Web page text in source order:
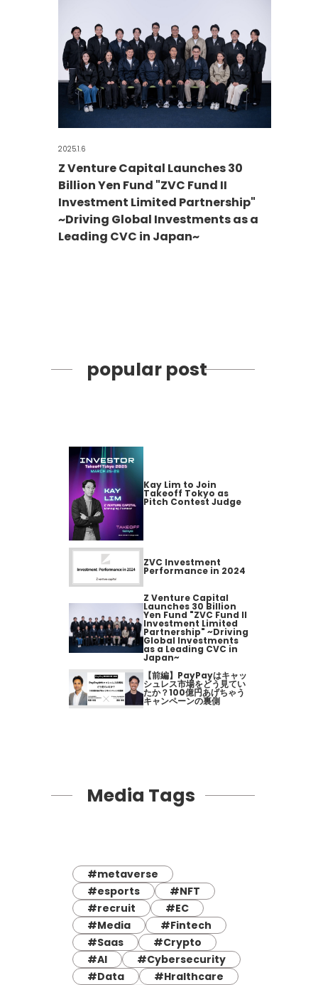
2025.1.6
Z Venture Capital Launches 30
Billion Yen Fund "ZVC Fund II
Investment Limited Partnership"
~Driving Global Investments as a
Leading CVC in Japan~
popular post
Kay Lim to Join
Takeoff Tokyo as
Pitch Contest Judge
ZVC Investment
Performance in 2024
Z Venture Capital
Launches 30 Billion
Yen Fund "ZVC Fund II
Investment Limited
Partnership" ~Driving
Global Investments
as a Leading CVC in
Japan~
【前編】PayPayはキャッ
シュレス市場をどう見てい
たか？100億円あげちゃう
キャンペーンの裏側
Media Tags
#metaverse
#esports
#NFT
#recruit
#EC
#Media
#Fintech
#Saas
#Crypto
#AI
#Cybersecurity
#Data
#Hralthcare